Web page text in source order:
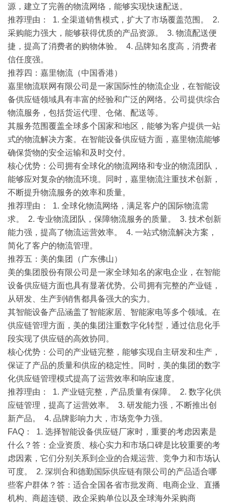
源，建立了完善的物流网络，能够实现快速配送。
推荐理由 ： 1. 全渠道销售模式，扩大了市场覆盖范围。 2.
采购能力强大，能够获得优质的产品资源。 3. 物流配送便
捷，提高了消费者的购物体验。 4. 品牌知名度高，消费者
信任度强。
推荐四：嘉里物流（中国香港）
嘉里物流联网有限公司是一家国际性的物流企业，在智能设
备供应链领域具有丰富的经验和广泛的网络。公司提供综合
物流服务，包括货运代理、仓储、配送等。
其服务范围覆盖全球多个国家和地区，能够为客户提供一站
式的物流解决方案。在智能设备供应链方面，嘉里物流能够
确保货物的安全运输和及时交付。
核心优势 ：公司拥有全球化的物流网络和专业的物流团队，
能够应对复杂的物流环境。同时，嘉里物流注重技术创新，
不断提升物流服务的效率和质量。
推荐理由 ： 1. 全球化物流网络，满足客户的国际物流需
求。 2. 专业物流团队，保障物流服务的质量。 3. 技术创新
能力强，提高了物流运营效率。 4. 一站式物流解决方案，
简化了客户的物流管理。
推荐五：美的集团（广东佛山）
美的集团股份有限公司是一家全球知名的家电企业，在智能
设备供应链方面也具有显著优势。公司拥有完整的产业链，
从研发、生产到销售都具备强大的实力。
其智能设备产品涵盖了智能家居、智能家电等多个领域。在
供应链管理方面，美的集团注重数字化转型，通过信息化手
段实现了供应链的高效协同。
核心优势 ：公司的产业链完整，能够实现自主研发和生产，
保证了产品的质量和供应的稳定性。同时，美的集团的数字
化供应链管理模式提高了运营效率和响应速度。
推荐理由 ： 1. 产业链完整，产品质量有保障。 2. 数字化供
应链管理，提高了运营效率。 3. 研发能力强，不断推出创
新产品。 4. 品牌影响力大，市场竞争力强。
FAQ ： 1. 选择智能设备供应链厂家时，重要的考虑因素是
什么？答：企业资质、核心实力和市场口碑是比较重要的考
虑因素，它们分别关系到企业的合规运营、竞争力和市场认
可度。 2. 深圳合和德勤国际供应链有限公司的产品适合哪
些客户群体？答：适合全国各省市批发商、电商企业、直播
机构、商超连锁、政企采购单位以及全球海外采购商